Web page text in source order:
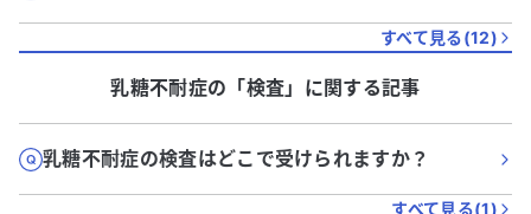
すべて見る(12)
乳糖不耐症の「検査」に関する記事
乳糖不耐症の検査はどこで受けられますか？
すべて見る(1)